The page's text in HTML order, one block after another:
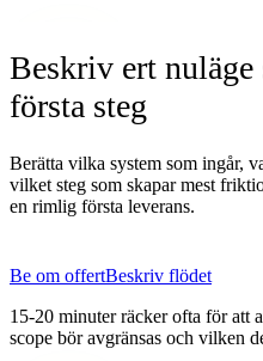
Beskriv ert nuläge
första steg
Berätta vilka system som ingår,
vilket steg som skapar mest
en rimlig första leverans.
Be om offertBeskriv flödet
15-20 minuter räcker ofta för att
scope bör avgränsas och vilken